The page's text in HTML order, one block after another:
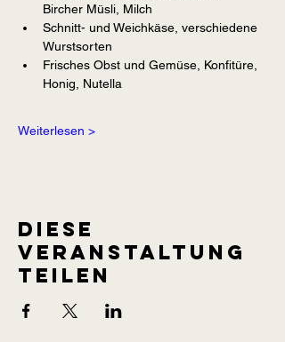
Bircher Müsli, Milch
Schnitt- und Weichkäse, verschiedene
Wurstsorten
Frisches Obst und Gemüse, Konfitüre,
Honig, Nutella
Weiterlesen >
Diese
Veranstaltung
teilen